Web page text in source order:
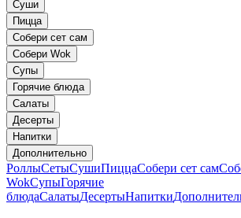
Суши
Пицца
Собери сет сам
Собери Wok
Супы
Горячие блюда
Салаты
Десерты
Напитки
Дополнительно
РоллыСетыСушиПиццаСобери сет сам
WokСупыГорячие
блюдаСалатыДесертыНапитки